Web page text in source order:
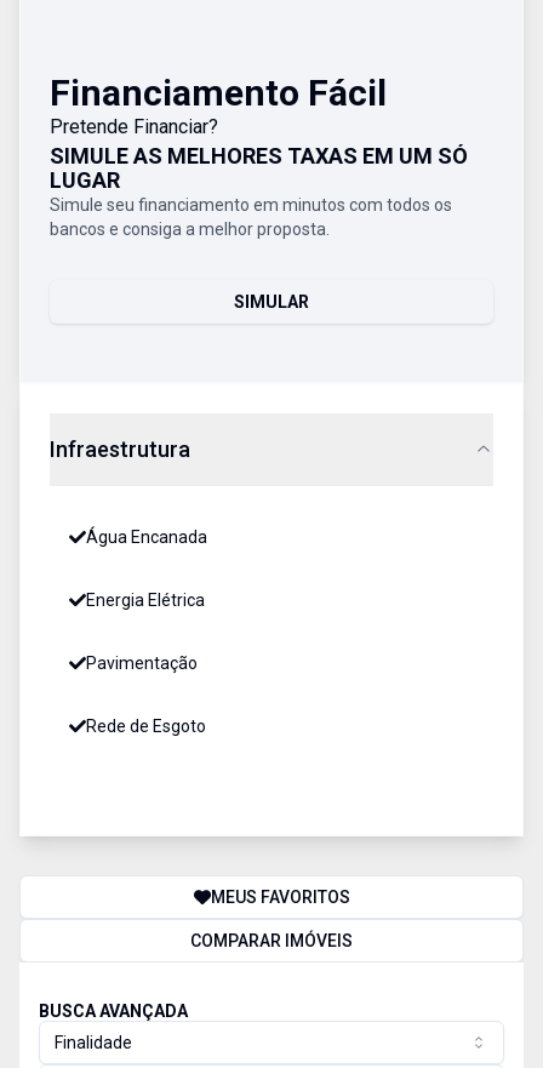
Financiamento Fácil
Pretende Financiar?
SIMULE AS MELHORES TAXAS EM UM SÓ
LUGAR
Simule seu financiamento em minutos com todos os
bancos e consiga a melhor proposta.
SIMULAR
Infraestrutura
Água Encanada
Energia Elétrica
Pavimentação
Rede de Esgoto
MEUS FAVORITOS
COMPARAR IMÓVEIS
BUSCA AVANÇADA
Finalidade